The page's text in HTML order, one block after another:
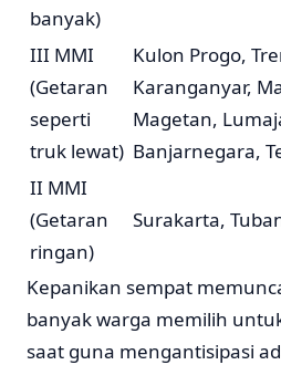
banyak)
III MMI
(Getaran
seperti
truk lewat)
Kulon Progo,
Karanganyar,
Magetan,
Banjarnegara,
II MMI
(Getaran
ringan)
Surakarta,
Kepanikan sempat
banyak warga memilih
saat guna mengantisipasi